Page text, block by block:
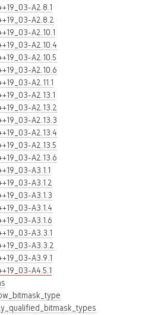
A2.8.1
A2.8.2
A2.10.1
A2.10.4
A2.10.5
A2.10.6
A2.11.1
A2.13.1
A2.13.2
A2.13.3
A2.13.4
A2.13.5
A2.13.6
A3.1.1
A3.1.2
A3.1.3
A3.1.4
A3.1.6
A3.3.1
A3.3.2
A3.9.1
A4.5.1